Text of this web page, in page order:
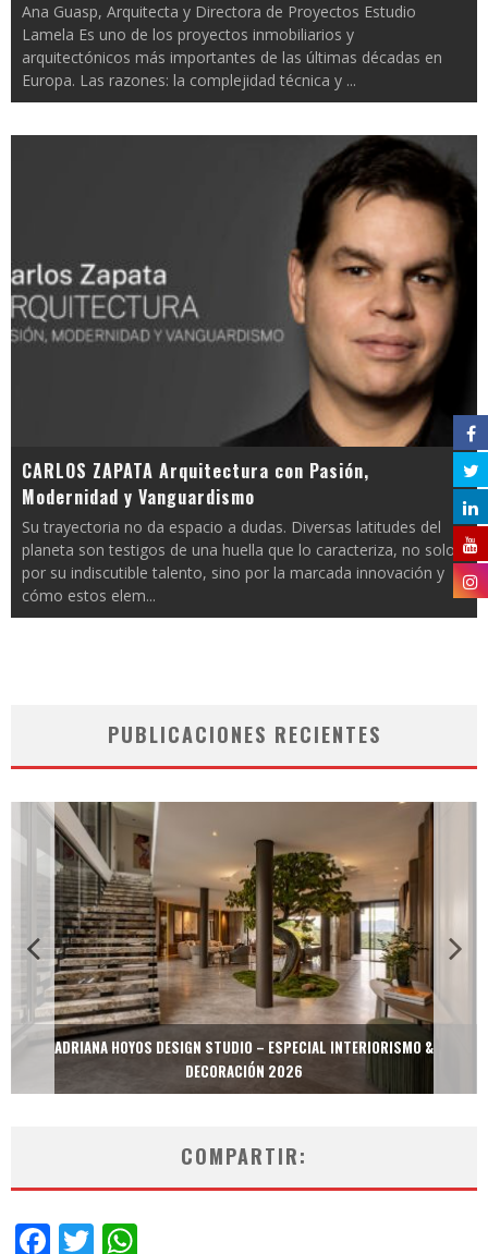
Ana Guasp, Arquitecta y Directora de Proyectos Estudio
Lamela Es uno de los proyectos inmobiliarios y
arquitectónicos más importantes de las últimas décadas en
Europa. Las razones: la complejidad técnica y ...
CARLOS ZAPATA Arquitectura con Pasión,
Modernidad y Vanguardismo
Su trayectoria no da espacio a dudas. Diversas latitudes del
planeta son testigos de una huella que lo caracteriza, no solo
por su indiscutible talento, sino por la marcada innovación y
cómo estos elem...
PUBLICACIONES RECIENTES
ADRIANA HOYOS DESIGN STUDIO – ESPECIAL INTERIORISMO &
DECORACIÓN 2026
COMPARTIR:
Facebook
Twitter